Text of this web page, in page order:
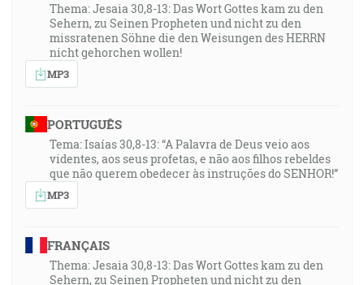
Thema: Jesaia 30,8-13: Das Wort Gottes kam zu den
Sehern, zu Seinen Propheten und nicht zu den
missratenen Söhne die den Weisungen des HERRN
nicht gehorchen wollen!
MP3
PORTUGUÊS
Tema: Isaías 30,8-13: “A Palavra de Deus veio aos
videntes, aos seus profetas, e não aos filhos rebeldes
que não querem obedecer às instruções do SENHOR!”
MP3
FRANÇAIS
Thema: Jesaia 30,8-13: Das Wort Gottes kam zu den
Sehern, zu Seinen Propheten und nicht zu den